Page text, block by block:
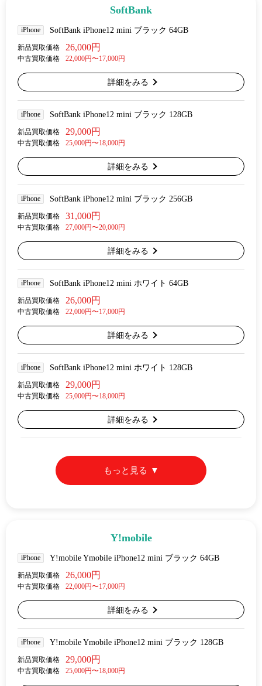
SoftBank
iPhone SoftBank iPhone12 mini ブラック 64GB
新品買取価格 26,000円
中古買取価格 22,000円〜17,000円
詳細をみる
iPhone SoftBank iPhone12 mini ブラック 128GB
新品買取価格 29,000円
中古買取価格 25,000円〜18,000円
詳細をみる
iPhone SoftBank iPhone12 mini ブラック 256GB
新品買取価格 31,000円
中古買取価格 27,000円〜20,000円
詳細をみる
iPhone SoftBank iPhone12 mini ホワイト 64GB
新品買取価格 26,000円
中古買取価格 22,000円〜17,000円
詳細をみる
iPhone SoftBank iPhone12 mini ホワイト 128GB
新品買取価格 29,000円
中古買取価格 25,000円〜18,000円
詳細をみる
もっと見る
Y!mobile
iPhone Y!mobile Ymobile iPhone12 mini ブラック 64GB
新品買取価格 26,000円
中古買取価格 22,000円〜17,000円
詳細をみる
iPhone Y!mobile Ymobile iPhone12 mini ブラック 128GB
新品買取価格 29,000円
中古買取価格 25,000円〜18,000円